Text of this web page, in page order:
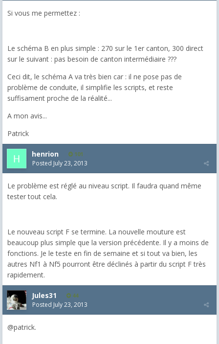
Si vous me permettez :
Le schéma B en plus simple : 270 sur le 1er canton, 300 direct
sur le suivant : pas besoin de canton intermédiaire ???
Ceci dit, le schéma A va très bien car : il ne pose pas de
problème de conduite, il simplifie les scripts, et reste
suffisament proche de la réalité...
A mon avis...
Patrick
henrion 101
Posted July 23, 2013
Le problème est réglé au niveau script. Il faudra quand même
tester tout cela.
Le nouveau script F se termine. La nouvelle mouture est
beaucoup plus simple que la version précédente. Il y a moins de
fonctions. Je le teste en fin de semaine et si tout va bien, les
autres Nf1 à Nf5 pourront être déclinés à partir du script F très
rapidement.
Jules31 44
Posted July 23, 2013
@patrick.